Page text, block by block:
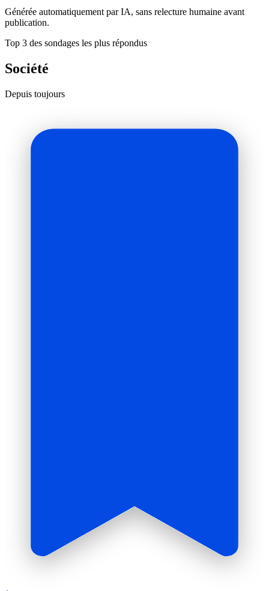
Générée automatiquement par IA, sans relecture humaine avant
publication.
Top 3 des sondages les plus répondus
Société
Depuis toujours